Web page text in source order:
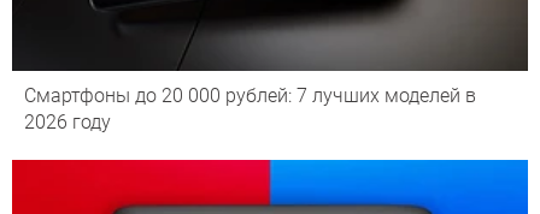
Смартфоны до 20 000 рублей: 7 лучших моделей в
2026 году